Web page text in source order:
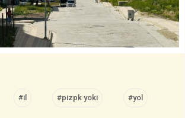
#il #pizpk yoki #yol